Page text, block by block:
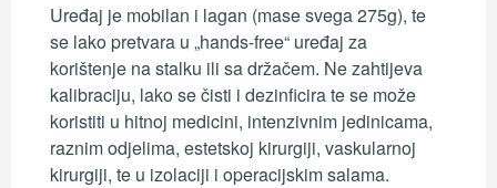
Uređaj je mobilan i lagan (mase svega 275g), te
se lako pretvara u „hands-free“ uređaj za
korištenje na stalku ili sa držačem. Ne zahtijeva
kalibraciju, lako se čisti i dezinficira te se može
koristiti u hitnoj medicini, intenzivnim jedinicama,
raznim odjelima, estetskoj kirurgiji, vaskularnoj
kirurgiji, te u izolaciji i operacijskim salama.